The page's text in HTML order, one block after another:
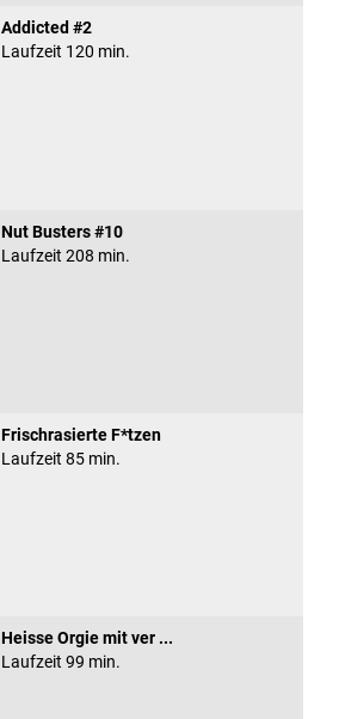
Addicted #2
Laufzeit 120 min.
Nut Busters #10
Laufzeit 208 min.
Frischrasierte F*tzen
Laufzeit 85 min.
Heisse Orgie mit ver ...
Laufzeit 99 min.